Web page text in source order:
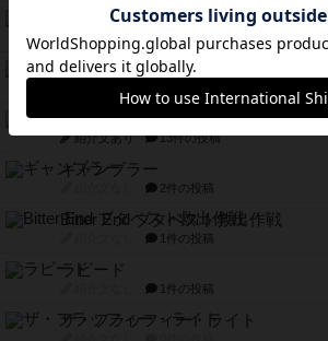
ブラヴェスト
紹介文なし 1件の投稿
スペクタキュラー
スモールワールド
紹介文あり 13件の投稿
ギャンブラー
2件の投稿
Bitter End ブタペスト救出作戦
1件の投稿
ラピード
1件の投稿
ザ・フラッフィー・ライト